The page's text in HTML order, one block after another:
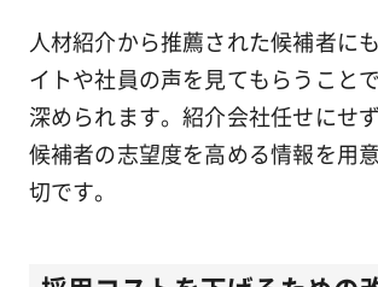
人材紹介から推薦された候補者に
イトや社員の声を見てもらうこと
深められます。紹介会社任せにせ
候補者の志望度を高める情報を用
切です。